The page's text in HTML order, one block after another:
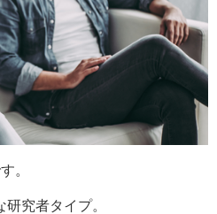
。
究者タイプ。